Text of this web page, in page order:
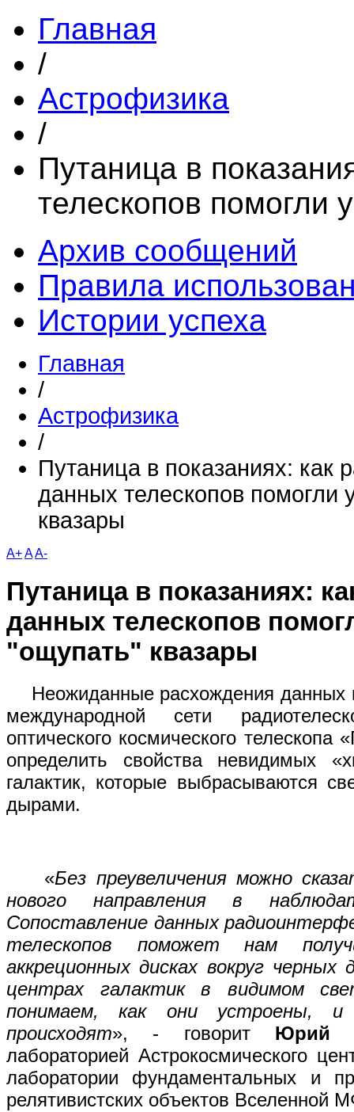
Главная
/
Астрофизика
/
Путаница в
телескопов помогли
Архив сообщений
Правила
Истории успеха
Главная
/
Астрофизика
/
Путаница в показаниях: как
данных телескопов помогли
квазары
A+AA-
Путаница в показаниях:
данных телескопов
"ощупать" квазары
Неожиданные расхождения данных
международной сети
оптического космического
определить свойства невидимых
галактик, которые выбрасываются
дырами.
«Без преувеличения можно
нового направления в
Сопоставление данных
телескопов поможет нам
аккреционных дисках вокруг
центрах галактик в видимом
понимаем, как они устроены,
происходят», - говорит Юрий
лабораторией Астрокосмического
лаборатории фундаментальных и
релятивистских объектов Вселенной